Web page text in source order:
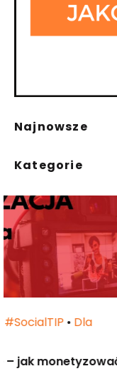
Najnowsze
Kategorie
08 Kwi 2026
Programy
sukcesu w